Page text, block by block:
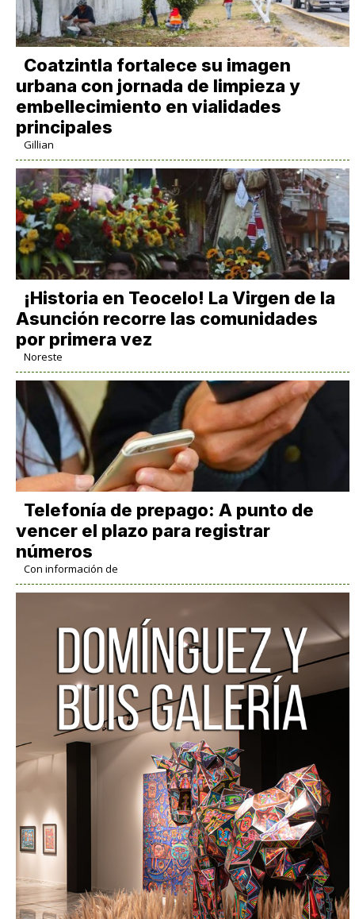
Coatzintla fortalece su imagen
urbana con jornada de limpieza y
embellecimiento en vialidades
principales
Gillian
​¡Historia en Teocelo! La Virgen de la
Asunción recorre las comunidades
por primera vez
Noreste
Telefonía de prepago: A punto de
vencer el plazo para registrar
números
Con información de